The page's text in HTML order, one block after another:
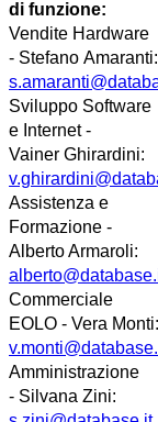
di funzione:
Vendite Hardware
- Stefano Amaranti:
Sviluppo Software
e Internet -
Vainer Ghirardini:
Assistenza e
Formazione -
Alberto Armaroli:
Commerciale
EOLO - Vera Monti:
Amministrazione
- Silvana Zini: